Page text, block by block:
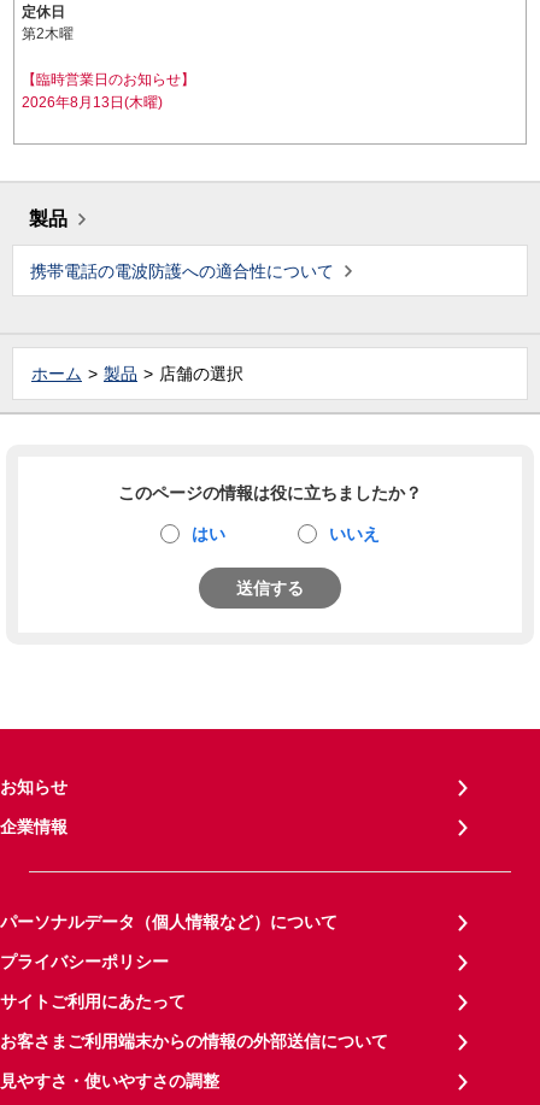
定休日
第2木曜
【臨時営業日のお知らせ】
2026年8月13日(木曜)
製品
携帯電話の電波防護への適合性について
ホーム 製品 店舗の選択
このページの情報は役に立ちましたか？
はい いいえ
送信する
お知らせ
企業情報
パーソナルデータ（個人情報など）について
プライバシーポリシー
サイトご利用にあたって
お客さまご利用端末からの情報の外部送信について
見やすさ・使いやすさの調整